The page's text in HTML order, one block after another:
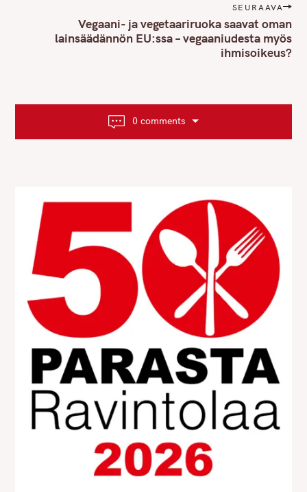
a
i
SEURAAVA
Vegaani- ja vegetaariruoka saavat oman
lainsäädännön EU:ssa – vegaaniudesta myös
ihmisoikeus?
0 comments